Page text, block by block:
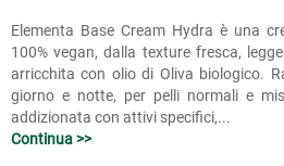
Elementa Base Cream Hydra è una
100% vegan, dalla texture fresca,
arricchita con olio di Oliva biologico.
giorno e notte, per pelli normali e
addizionata con attivi specifici,...
Continua >>